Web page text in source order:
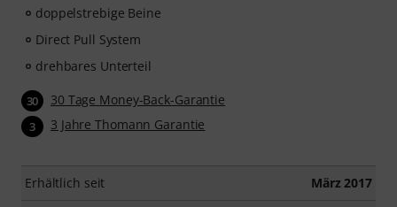
doppelstrebige Beine
Direct Pull System
drehbares Unterteil
30 30 Tage Money-Back-Garantie
3 3 Jahre Thomann Garantie
Erhältlich seit März 2017